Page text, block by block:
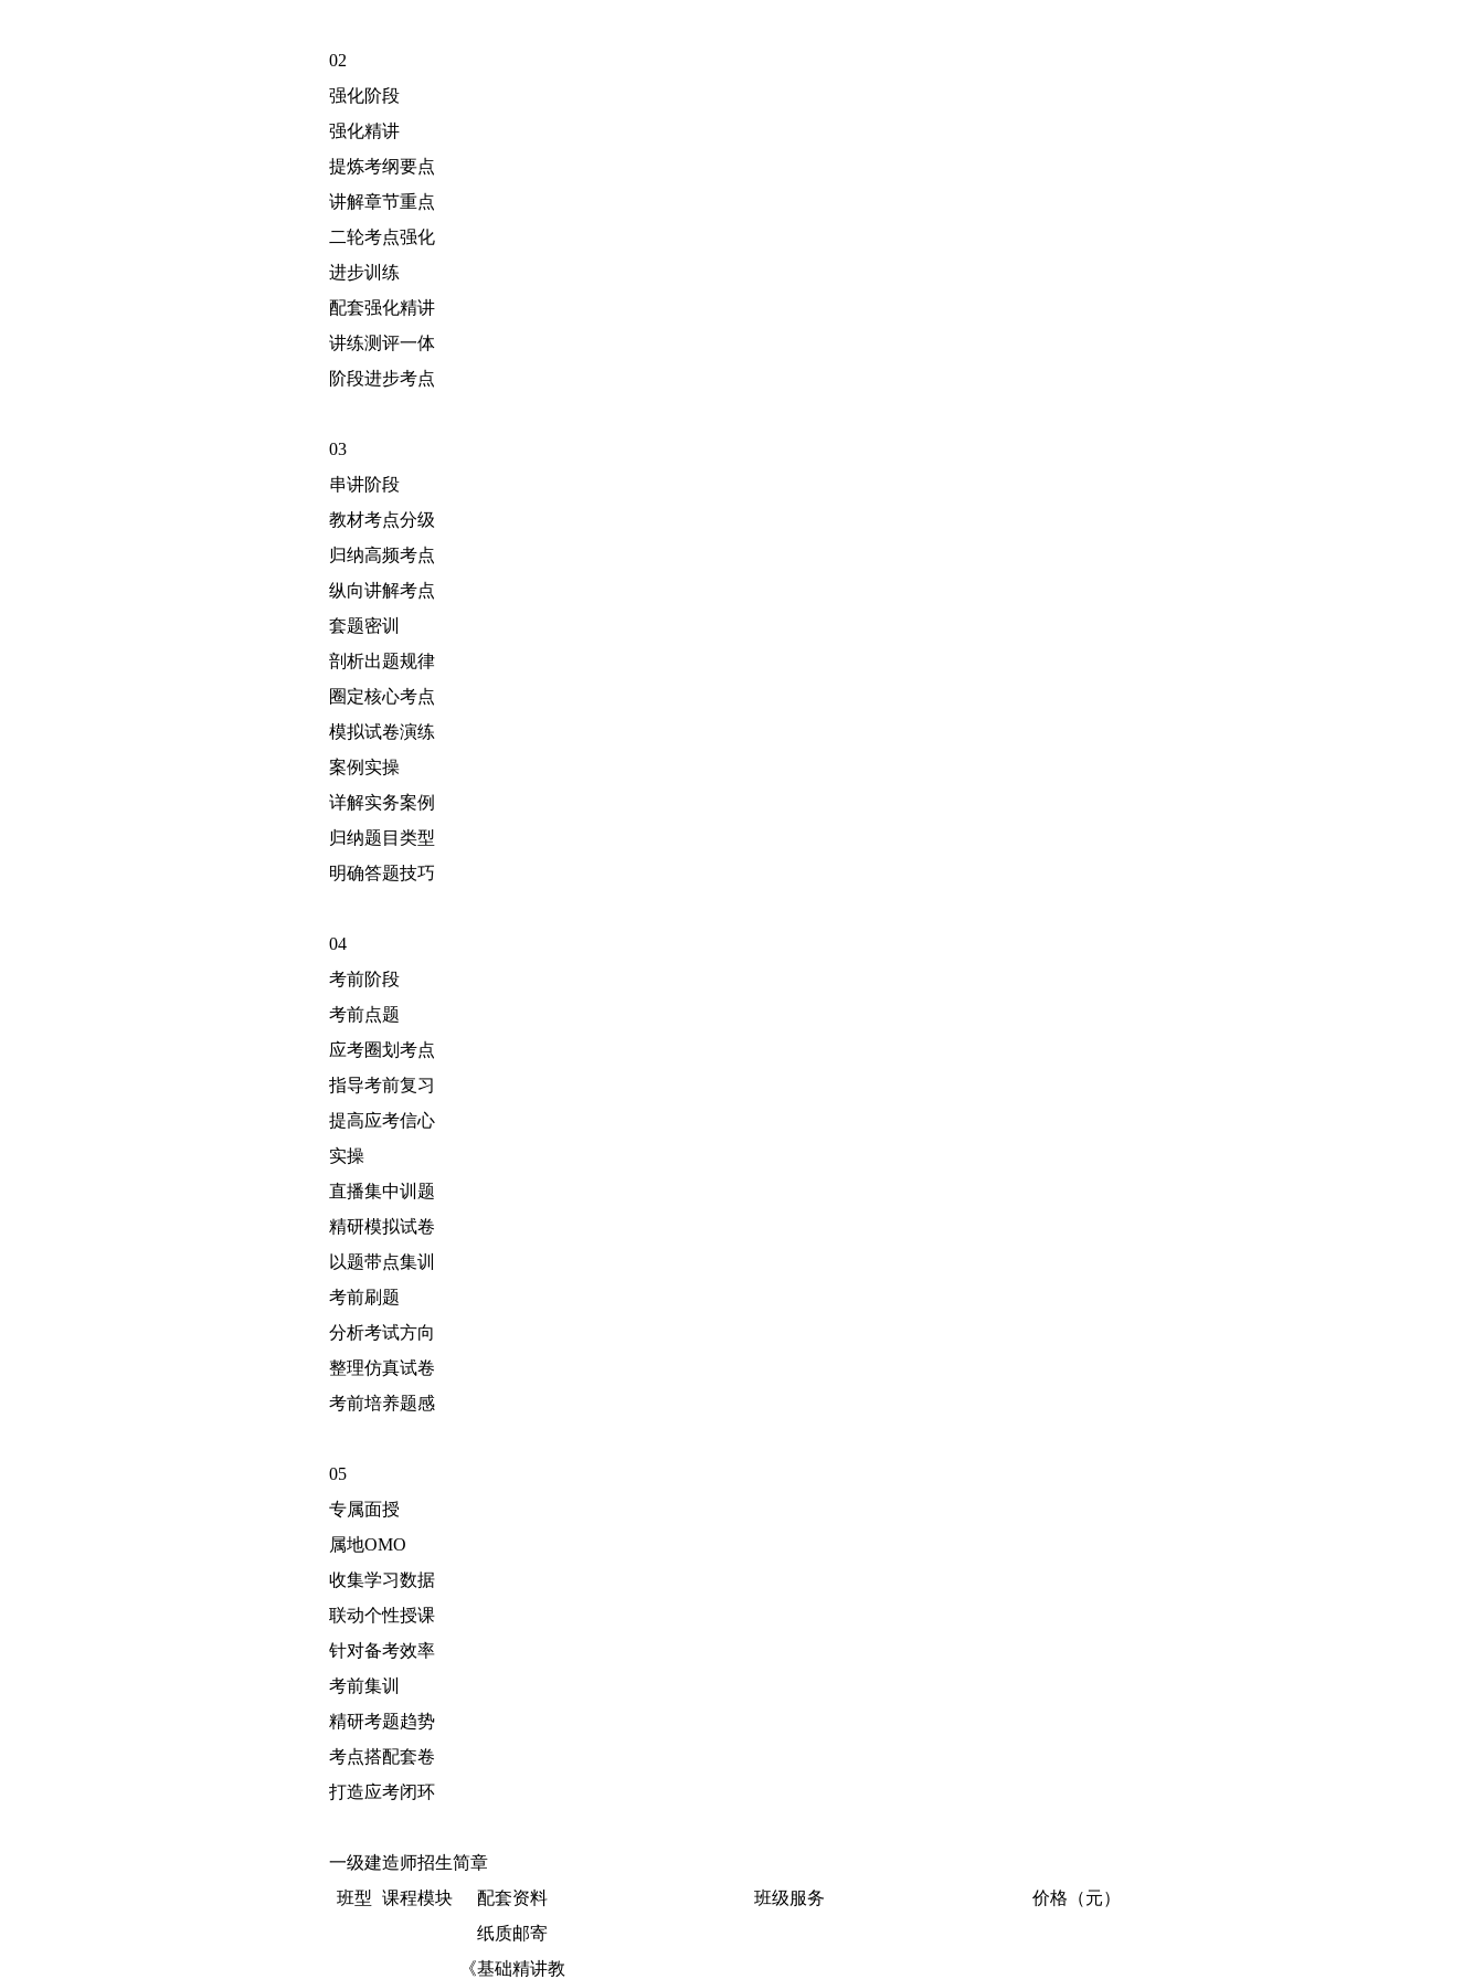
02
强化阶段
强化精讲
提炼考纲要点
讲解章节重点
二轮考点强化
进步训练
配套强化精讲
讲练测评一体
阶段进步考点
03
串讲阶段
教材考点分级
归纳高频考点
纵向讲解考点
套题密训
剖析出题规律
圈定核心考点
模拟试卷演练
案例实操
详解实务案例
归纳题目类型
明确答题技巧
04
考前阶段
考前点题
应考圈划考点
指导考前复习
提高应考信心
实操
直播集中训题
精研模拟试卷
以题带点集训
考前刷题
分析考试方向
整理仿真试卷
考前培养题感
05
专属面授
属地OMO
收集学习数据
联动个性授课
针对备考效率
考前集训
精研考题趋势
考点搭配套卷
打造应考闭环
一级建造师招生简章
班型 课程模块 配套资料 班级服务
价格（元）
纸质邮寄
《基础精讲教